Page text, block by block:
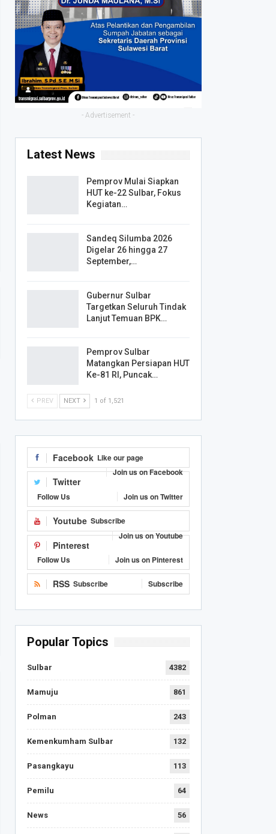
- Advertisement -
Latest News
Pemprov Mulai Siapkan
HUT ke-22 Sulbar, Fokus
Kegiatan…
Sandeq Silumba 2026
Digelar 26 hingga 27
September,…
Gubernur Sulbar
Targetkan Seluruh Tindak
Lanjut Temuan BPK…
Pemprov Sulbar
Matangkan Persiapan HUT
Ke-81 RI, Puncak…
PREV NEXT 1 of 1,521
Facebook Like our page
Join us on Facebook
Twitter
Follow Us Join us on Twitter
Youtube Subscribe
Join us on Youtube
Pinterest
Follow Us Join us on Pinterest
RSS Subscribe Subscribe
Popular Topics
Sulbar 4382
Mamuju 861
Polman 243
Kemenkumham Sulbar 132
Pasangkayu 113
Pemilu 64
News 56